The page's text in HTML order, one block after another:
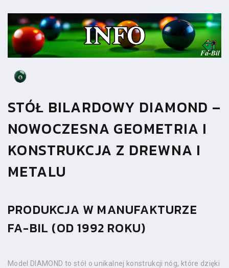
STÓŁ BILARDOWY DIAMOND –
NOWOCZESNA GEOMETRIA I
KONSTRUKCJA Z DREWNA I
METALU
PRODUKCJA W MANUFAKTURZE
FA-BIL (OD 1992 ROKU)
Model DIAMOND to stół o unikalnej konstrukcji nóg, które dzięki